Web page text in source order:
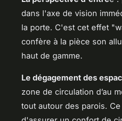
dans l'axe de vision
la porte. C'est cet effet
confère à la pièce son
haut de gamme.
Le dégagement des
zone de circulation d’au
tout autour des parois.